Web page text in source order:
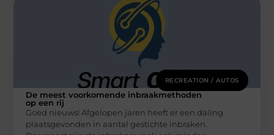
RECREATION / AUTOS
De meest voorkomende inbraakmethoden
op een rij
Goed nieuws! Afgelopen jaren heeft er een daling
plaatsgevonden in aantal gestichte inbraken.